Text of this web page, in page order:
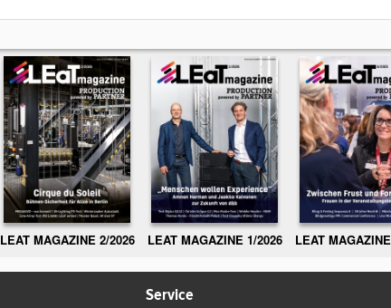
LEAT MAGAZINE 2/2026 LEAT MAGAZINE 1/2026 LEAT
Service